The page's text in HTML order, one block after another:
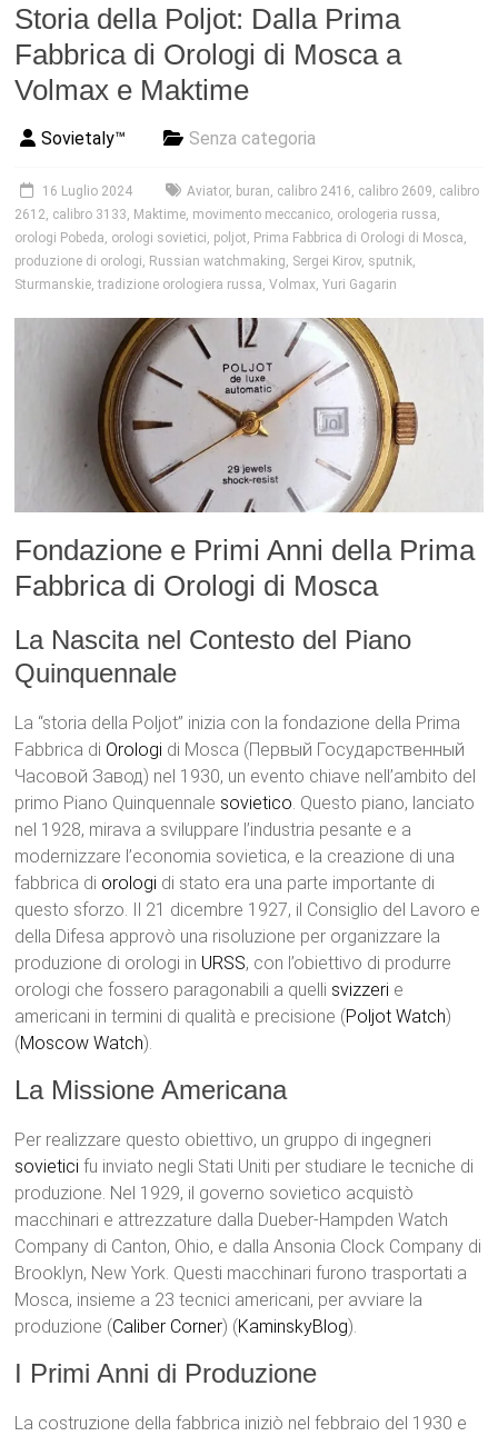
Storia della Poljot: Dalla Prima
Fabbrica di Orologi di Mosca a
Volmax e Maktime
Sovietaly™ Senza categoria
16 Luglio 2024 Aviator, buran, calibro 2416, calibro 2609, calibro
2612, calibro 3133, Maktime, movimento meccanico, orologeria russa,
orologi Pobeda, orologi sovietici, poljot, Prima Fabbrica di Orologi di Mosca,
produzione di orologi, Russian watchmaking, Sergei Kirov, sputnik,
Sturmanskie,tradizione orologiera russa,Volmax,Yuri Gagarin
Fondazione e Primi Anni della Prima
Fabbrica di Orologi di Mosca
La Nascita nel Contesto del Piano
Quinquennale
La “storia della Poljot” inizia con la fondazione della Prima
Fabbrica di Orologi di Mosca (Первый Государственный
Часовой Завод) nel 1930, un evento chiave nell’ambito del
primo Piano Quinquennale sovietico. Questo piano, lanciato
nel 1928, mirava a sviluppare l’industria pesante e a
modernizzare l’economia sovietica, e la creazione di una
fabbrica di orologi di stato era una parte importante di
questo sforzo. Il 21 dicembre 1927, il Consiglio del Lavoro e
della Difesa approvò una risoluzione per organizzare la
produzione di orologi in URSS, con l’obiettivo di produrre
orologi che fossero paragonabili a quelli svizzeri e
americani in termini di qualità e precisione​ (Poljot Watch)​​
(Moscow Watch)​.
La Missione Americana
Per realizzare questo obiettivo, un gruppo di ingegneri
sovietici fu inviato negli Stati Uniti per studiare le tecniche di
produzione. Nel 1929, il governo sovietico acquistò
macchinari e attrezzature dalla Dueber-Hampden Watch
Company di Canton, Ohio, e dalla Ansonia Clock Company di
Brooklyn, New York. Questi macchinari furono trasportati a
Mosca, insieme a 23 tecnici americani, per avviare la
produzione​ (Caliber Corner)​​ (KaminskyBlog)​.
I Primi Anni di Produzione
La costruzione della fabbrica iniziò nel febbraio del 1930 e